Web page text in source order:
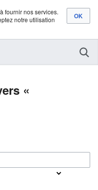
fournir nos services.
notre utilisation
«